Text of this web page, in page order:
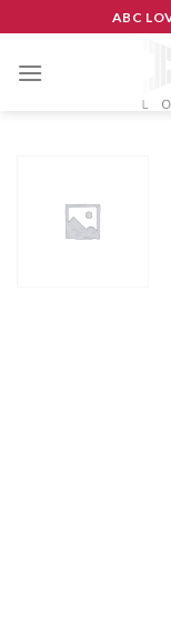
to
content
ABC